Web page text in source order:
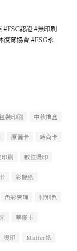
#FSC認證 #無印刷
復育協會 #ESG永
裝印刷 中秋禮盒
原儷卡 時尚卡
刷 數位燙印
彩艷紙
色彩管理 特別色
華儷卡
燙印 Matter紙